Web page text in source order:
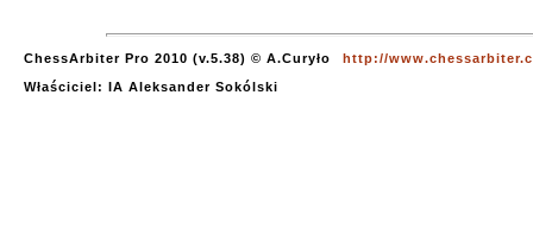
ChessArbiter Pro 2010 (v.5.38) © A.Curyło
http://
Właściciel: IA Aleksander Sokólski